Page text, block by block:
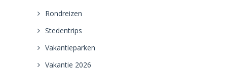
Rondreizen
Stedentrips
Vakantieparken
Vakantie 2026